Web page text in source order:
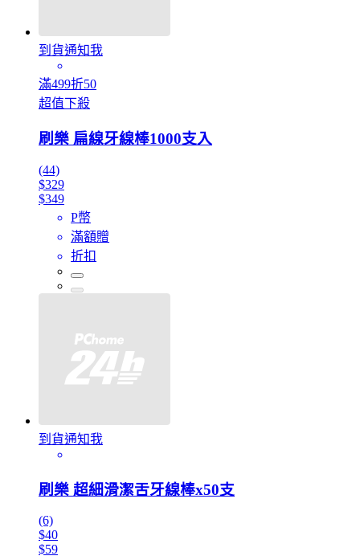
到貨通知我
滿499折50
超值下殺
刷樂 扁線牙線棒1000支入
(44)
$329
$349
P幣
滿額贈
折扣
到貨通知我
刷樂 超細滑潔舌牙線棒x50支
(6)
$40
$59